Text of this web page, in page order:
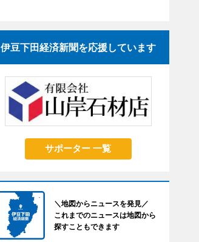
伊豆下田経済新聞を応援しています
サポーター 一覧
＼地図からニュースを発見／
これまでのニュースは地図から
探すこともできます